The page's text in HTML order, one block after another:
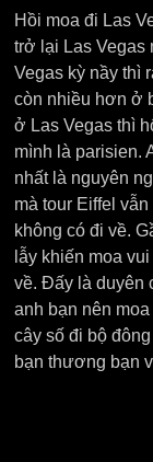
Hồi moa đi Las
trở lại Las Vegas
Vegas kỳ nầy thì
còn nhiều hơn ở
ở Las Vegas thì
mình là parisien.
nhất là nguyên
mà tour Eiffel
không có đi về.
lẫy khiến moa
về. Đấy là duyên
anh bạn nên
cây số đi bộ
bạn thương bạn